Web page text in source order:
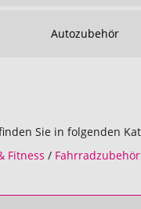
Autozubehör
Sie in folgenden
Fitness / Fahrradzubehör